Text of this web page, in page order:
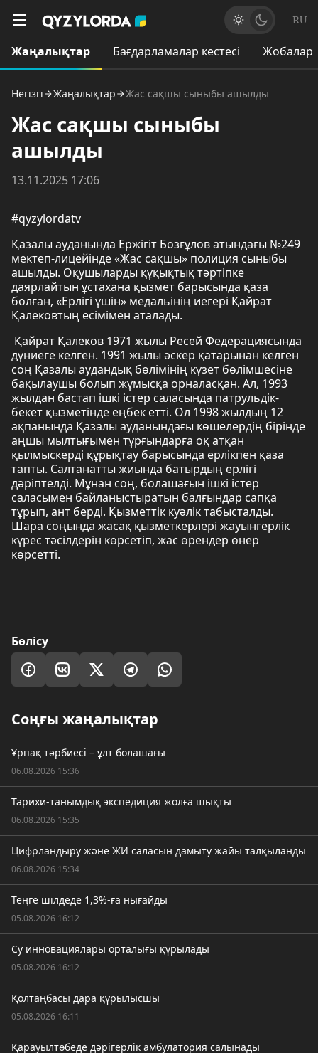
RU
Жаңалықтар Бағдарламалар кестесі Жобалар
Негізгі Жаңалықтар Жас сақшы сыныбы ашылды
Жас сақшы сыныбы
ашылды
13.11.2025 17:06
#qyzylordatv
Қазалы ауданында Ержігіт Бозғұлов атындағы №249
мектеп-лицейінде «Жас сақшы» полиция сыныбы
ашылды. Оқушыларды құқықтық тәртіпке
даярлайтын ұстахана қызмет барысында қаза
болған, «Ерлігі үшін» медальінің иегері Қайрат
Қалековтың есімімен аталады.
Қайрат Қалеков 1971 жылы Ресей Федерациясында
дүниеге келген. 1991 жылы әскер қатарынан келген
соң Қазалы аудандық бөлімінің күзет бөлімшесіне
бақылаушы болып жұмысқа орналасқан. Ал, 1993
жылдан бастап ішкі істер саласында патрульдік-
бекет қызметінде еңбек етті. Ол 1998 жылдың 12
ақпанында Қазалы ауданындағы көшелердің бірінде
аңшы мылтығымен тұрғындарға оқ атқан
қылмыскерді құрықтау барысында ерлікпен қаза
тапты. Салтанатты жиында батырдың ерлігі
дәріптелді. Мұнан соң, болашағын ішкі істер
саласымен байланыстыратын балғындар сапқа
тұрып, ант берді. Қызметтік куәлік табысталды.
Шара соңында жасақ қызметкерлері жауынгерлік
күрес тәсілдерін көрсетіп, жас өрендер өнер
көрсетті.
Бөлісу
Соңғы жаңалықтар
Ұрпақ тәрбиесі – ұлт болашағы
06.08.2026 15:36
Тарихи-танымдық экспедиция жолға шықты
06.08.2026 15:35
Цифрландыру және ЖИ саласын дамыту жайы талқыланды
06.08.2026 15:34
Теңге шілдеде 1,3%-ға нығайды
05.08.2026 16:12
Су инновациялары орталығы құрылады
05.08.2026 16:12
Қолтаңбасы дара құрылысшы
05.08.2026 16:11
Қарауылтөбеде дәрігерлік амбулатория салынады